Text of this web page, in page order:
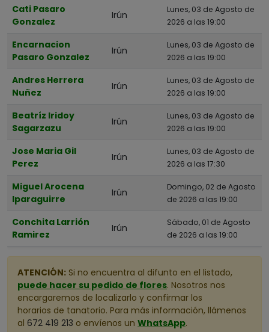
Cati Pasaro
Gonzalez
Irún
Lunes, 03 de Agosto de
2026 a las 19:00
Encarnacion
Pasaro Gonzalez
Irún
Lunes, 03 de Agosto de
2026 a las 19:00
Andres Herrera
Nuñez
Irún
Lunes, 03 de Agosto de
2026 a las 19:00
Beatríz Iridoy
Sagarzazu
Irún
Lunes, 03 de Agosto de
2026 a las 19:00
Jose Maria Gil
Perez
Irún
Lunes, 03 de Agosto de
2026 a las 17:30
Miguel Arocena
Iparaguirre
Irún
Domingo, 02 de Agosto
de 2026 a las 19:00
Conchita Larrión
Ramirez
Irún
Sábado, 01 de Agosto
de 2026 a las 19:00
ATENCIÓN: Si no encuentra al difunto en el listado,
puede hacer su pedido de flores. Nosotros nos
encargaremos de localizarlo y confirmar los
horarios de tanatorio. Para más información, llámenos
al 672 419 213 o envíenos un WhatsApp.